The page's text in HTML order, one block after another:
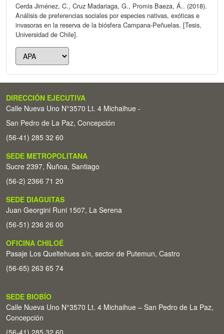
Cerda Jiménez, C., Cruz Madariaga, G., Promis Baeza, Á.. (2018).
Análisis de preferencias sociales por especies nativas, exóticas e
invasoras en la reserva de la biósfera Campana-Peñuelas. [Tesis,
Universidad de Chile].
DIRECCIÓN EJECUTIVA
Calle Nueva Uno N°3570 Lt. 4 Michaihue -
San Pedro de La Paz, Concepción
(56-41) 285 32 60
SEDE METROPOLITANA
Sucre 2397, Ñuñoa, Santiago
(56-2) 2366 71 20
SEDE DIAGUITAS
Juan Georgini Runi 1507, La Serena
(56-51) 236 26 00
OFICINA CHILOÉ
Pasaje Los Queltehues s/n, sector de Putemun, Castro
(56-65) 263 65 74
SEDE BIOBÍO
Calle Nueva Uno N°3570 Lt. 4 Michaihue – San Pedro de La Paz,
Concepción
(56-41) 285 32 60